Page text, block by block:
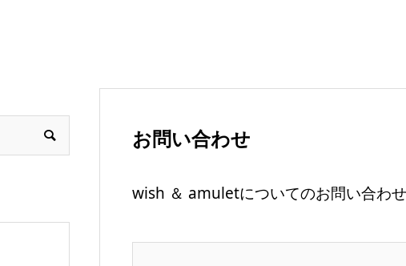
お問い合わせ
wish ＆ amuletについてのお問い合わ
